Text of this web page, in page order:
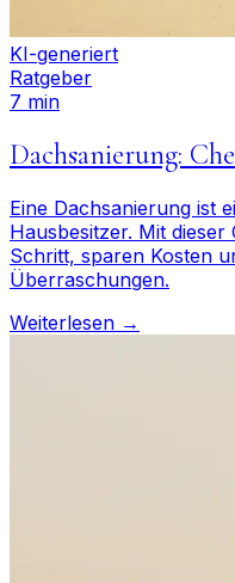
KI-generiert
Ratgeber
7 min
Dachsanierung:
Eine Dachsanierung ist
Hausbesitzer. Mit
Schritt, sparen Kosten
Überraschungen.
Weiterlesen →